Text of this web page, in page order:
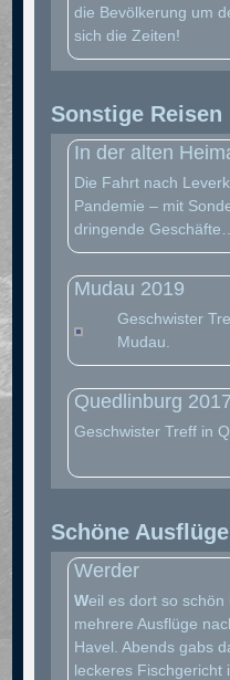
die Bevölkerung um
sich die Zeiten!
Sonstige Reisen
In der alten
Die Fahrt nach
Pandemie – mit
dringende
Mudau 2019
Geschwister
Mudau.
Quedlinburg 2017
Geschwister Treff in
Schöne Ausflüge
Werder
Weil es dort so schön
mehrere Ausflüge
Havel. Abends gabs
leckeres Fischgericht